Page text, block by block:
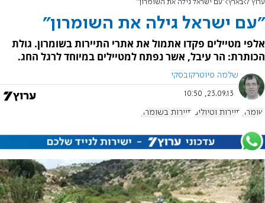
ערוץ 7 בארץ "עם ישראל גילה את השומרון"
"עם ישראל גילה את השומרון"
אלפי מטיילים פקדו אתמול את אתרי התיירות בשומרון. גולת
הכותרת: הר עיבל, אשר נפתח למטיילים במיוחד לרגל החג.
שלמה פיוטרקובסקי
23.09.13, 10:50
שומרון תיירות וטיולים תיירות בשומרון